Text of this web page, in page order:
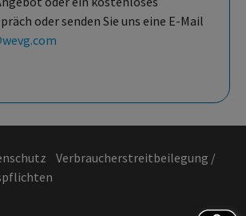
oder senden Sie uns eine E-Mail
Verbraucherstreitbeilegung /